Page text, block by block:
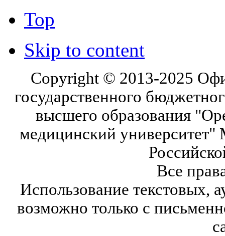
Top
Skip to content
Copyright © 2013-2025
государственного
высшего образования
медицинский университет"
Все
Использование текстовых,
возможно только с